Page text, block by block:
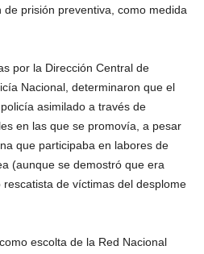
de prisión preventiva, como medida
por la Dirección Central de
Nacional, determinaron que el
asimilado a través de
en las que se promovía, a pesar
que participaba en labores de
(aunque se demostró que era
de víctimas del desplome
escolta de la Red Nacional